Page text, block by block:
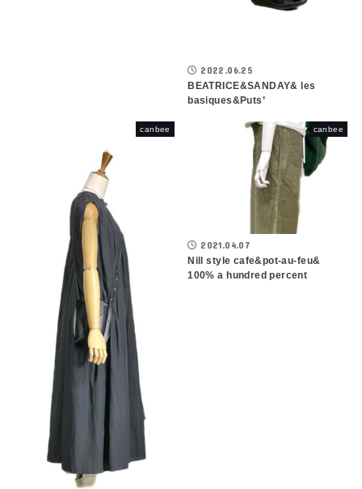
2022.06.25
BEATRICE&SANDAY& les
basiques&Puts’
canbee canbee
2021.04.07
Nill style cafe&pot-au-feu&
100% a hundred percent